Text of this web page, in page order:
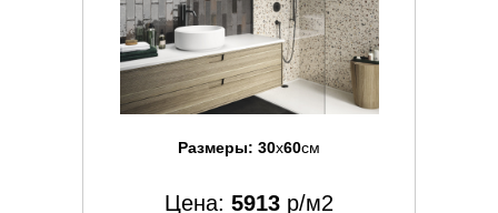
Размеры: 30x60см
Цена: 5913 р/м2